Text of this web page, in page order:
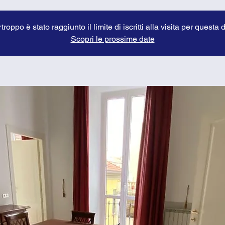
è stato raggiunto il limite di iscritti alla visita per questa
Scopri le prossime date